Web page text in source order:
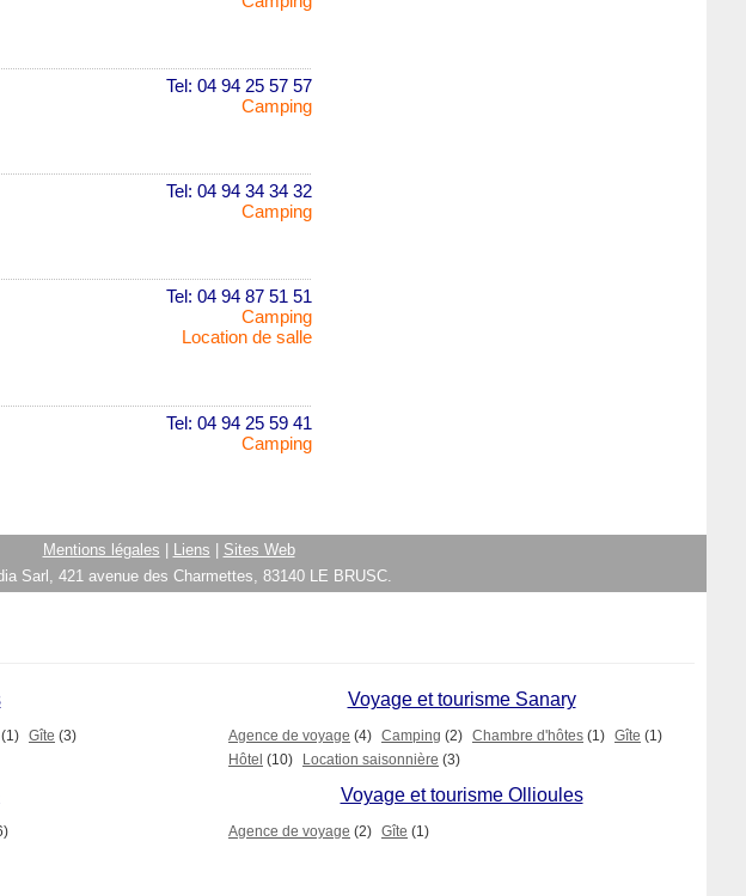
Tel: 04 94 25 57 57
Camping
Tel: 04 94 34 34 32
Camping
Tel: 04 94 87 51 51
Camping
Location de salle
Tel: 04 94 25 59 41
Camping
Mentions légales Liens
Sites Web
Sarl, 421 avenue des Charmettes, 83140 LE BRUSC.
(1) Gîte (3)
Voyage et tourisme Sanary
Agence de voyage (4) Camping (2) Chambre d'hôtes (1) Gîte (1)
Hôtel (10) Location saisonnière (3)
Voyage et tourisme Ollioules
Agence de voyage (2) Gîte (1)